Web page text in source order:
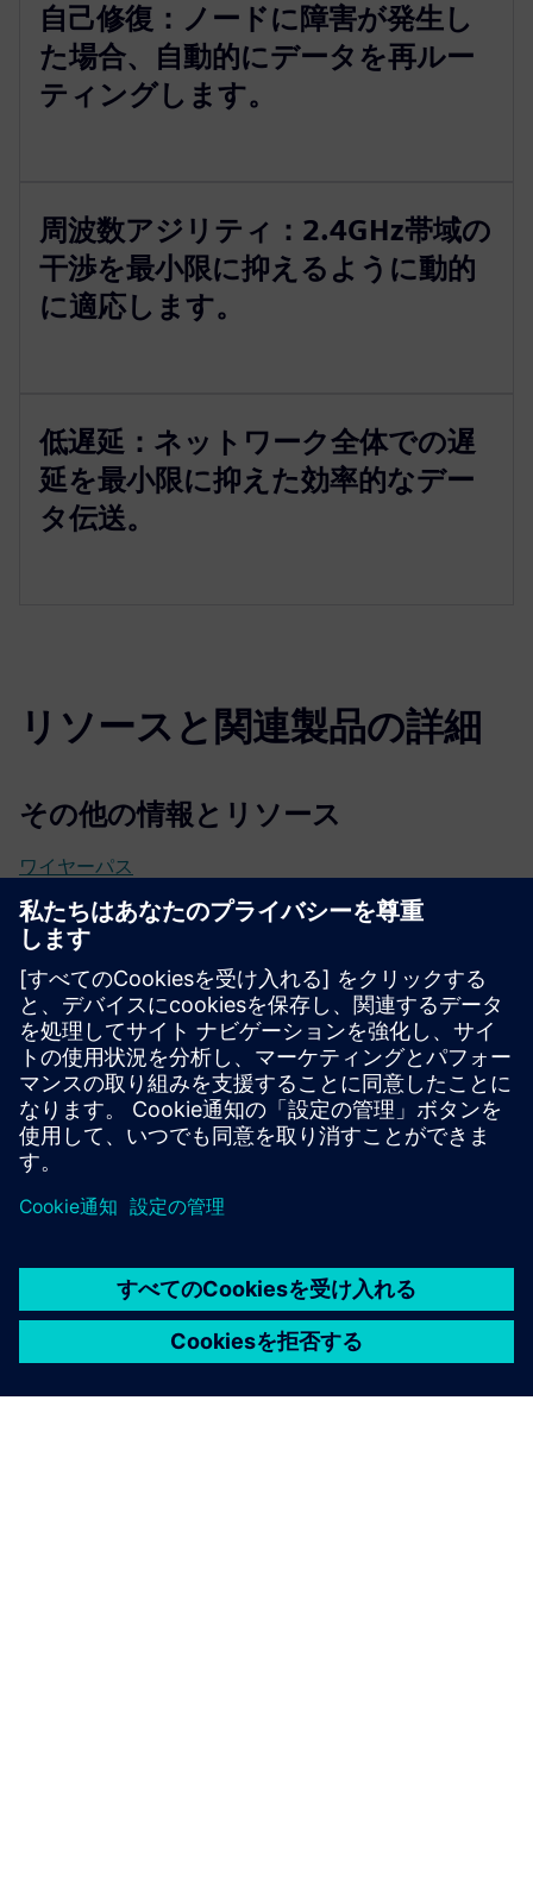
自己修復：ノードに障害が発生し
た場合、自動的にデータを再ルー
ティングします。
周波数アジリティ：2.4GHz帯域の
干渉を最小限に抑えるように動的
に適応します。
低遅延：ネットワーク全体での遅
延を最小限に抑えた効率的なデー
タ伝送。
リソースと関連製品の詳細
その他の情報とリソース
ワイヤーパス
スマートビルディング用Wirepas
Wirepas デベロッパーポータル
必要条件
ノルディックセミコンダクターズでサポートされていま
す：nRF52832、nRF52833、nRF52840。
シリコンラボでサポートされています：ERF32xG12、
EFR32BG21、EFR32BG22、EFR32xG24。